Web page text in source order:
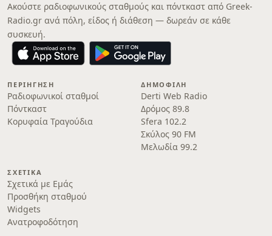
Ακούστε ραδιοφωνικούς σταθμούς και πόντκαστ από Greek-
Radio.gr ανά πόλη, είδος ή διάθεση — δωρεάν σε κάθε
συσκευή.
ΠΕΡΙΉΓΗΣΗ
Ραδιοφωνικοί σταθμοί
Πόντκαστ
Κορυφαία Τραγούδια
ΔΗΜΟΦΙΛΉ
Derti Web Radio
Δρόμος 89.8
Sfera 102.2
Σκύλος 90 FM
Μελωδία 99.2
ΣΧΕΤΙΚΆ
Σχετικά με Εμάς
Προσθήκη σταθμού
Widgets
Ανατροφοδότηση